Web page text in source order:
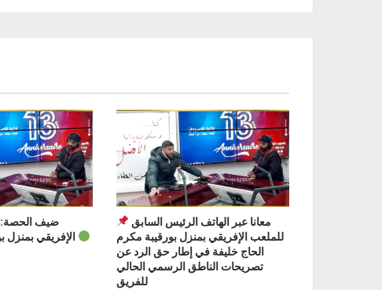
الإفريقي بمنزل بورقيبة عمر حمودة
للملعب الإفريقي بمنزل بورقيبة مكرم
الحاج خليفة في إطار حق الرد عن
تصريحات الناطق الرسمي الحالي
للفريق